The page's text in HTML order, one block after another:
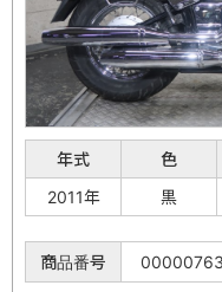
年式 色
2011年
黒
商品番号